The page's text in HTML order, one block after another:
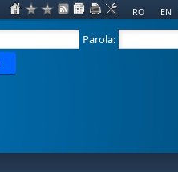
RO EN
Parola: